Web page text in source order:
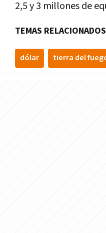
2,5 y 3 millones de
TEMAS RELACIONADOS
dólar tierra del